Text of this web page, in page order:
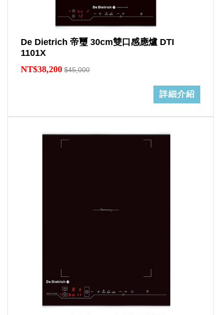
De Dietrich 帝璽 30cm雙口感應爐 DTI
1101X
NT$38,200 $45,000
詳細介紹